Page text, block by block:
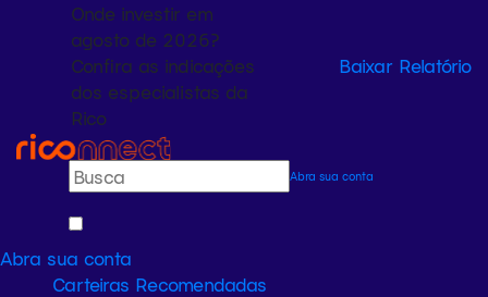
Onde investir em
agosto de 2026?
Confira as indicações
dos especialistas da
Rico
Baixar Relatório
Abra sua conta
Abra sua conta
Carteiras Recomendadas